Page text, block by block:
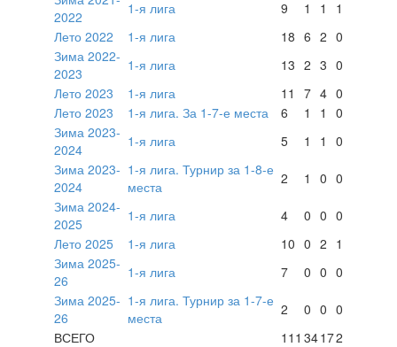
2022
1-я лига 9 1 1
1
Лето 2022
1-я лига 18 6 2 0
Зима 2022-
2023
1-я лига 13 2 3 0
Лето 2023
1-я лига 11 7 4 0
Лето 2023
1-я лига. За 1-7-е места 6 1 1
0
Зима 2023-
2024
1-я лига 5 1 1
0
Зима 2023-
2024
1-я лига. Турнир за 1-8-е
места
2 1 0 0
Зима 2024-
2025
1-я лига 4 0 0 0
Лето 2025
1-я лига 10 0 2 1
Зима 2025-
26
1-я лига 7 0 0 0
Зима 2025-
26
1-я лига. Турнир за 1-7-е
места
2 0 0 0
ВСЕГО
111 34172